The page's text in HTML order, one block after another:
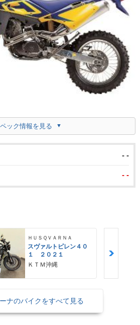
ック情報を見る
- -
- -
ＨＵＳＱＶＡＲＮＡ
スヴァルトピレン４０
１ ２０２１
ＫＴＭ沖縄
ナのバイクをすべて見る